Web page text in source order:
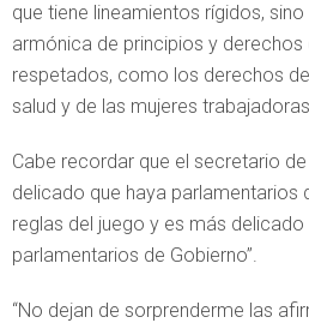
que tiene lineamientos rígidos,
armónica de principios y derechos
respetados, como los derechos
salud y de las mujeres
Cabe recordar que el secretario
delicado que haya parlamentarios
reglas del juego y es más
parlamentarios de Gobierno”.
“No dejan de sorprenderme las